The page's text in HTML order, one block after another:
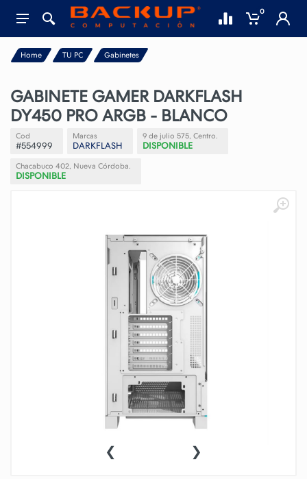
0
Home TU PC Gabinetes
GABINETE GAMER DARKFLASH
DY450 PRO ARGB - BLANCO
Cod
#554999
Marcas
DARKFLASH
9 de julio 575, Centro.
DISPONIBLE
Chacabuco 402, Nueva Córdoba.
DISPONIBLE
‹ ›